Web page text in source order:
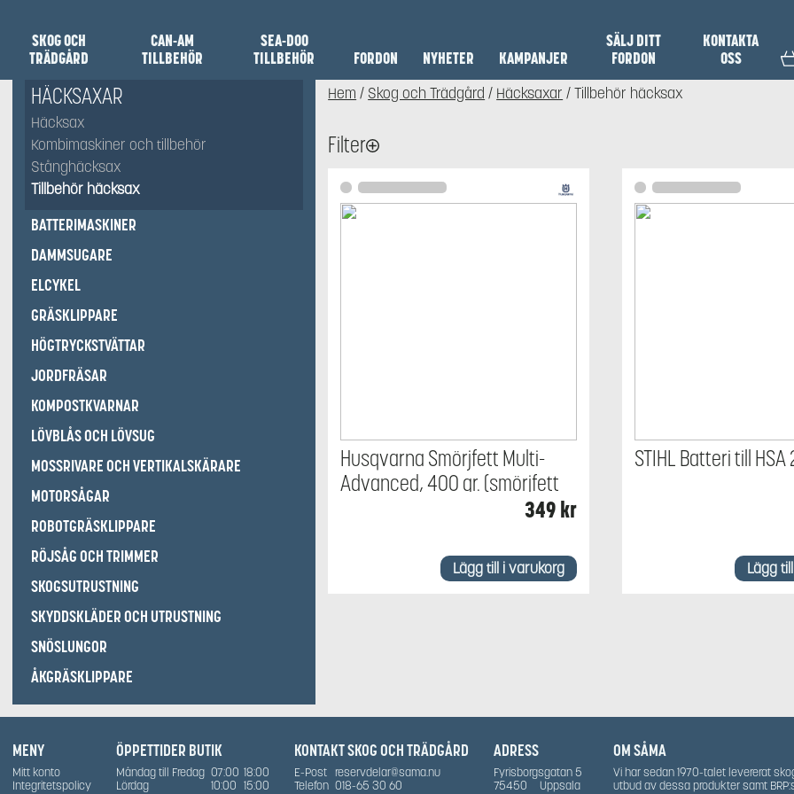
SKOG OCH
TRÄDGÅRD
CAN-AM
TILLBEHÖR
SEA-DOO
TILLBEHÖR
FORDON NYHETER KAMPANJER
SÄLJ DITT
FORDON
KONTAKTA
OSS
Hem / Skog och Trädgård / Häcksaxar / Tillbehör häcksax
TILLBEHÖR HÄCKSAX
HÄCKSAXAR
Häcksax
Kombimaskiner och tillbehör
Stånghäcksax
Tillbehör häcksax
BATTERIMASKINER
DAMMSUGARE
ELCYKEL
GRÄSKLIPPARE
HÖGTRYCKSTVÄTTAR
JORDFRÄSAR
KOMPOSTKVARNAR
LÖVBLÅS OCH LÖVSUG
MOSSRIVARE OCH VERTIKALSKÄRARE
MOTORSÅGAR
ROBOTGRÄSKLIPPARE
RÖJSÅG OCH TRIMMER
SKOGSUTRUSTNING
SKYDDSKLÄDER OCH UTRUSTNING
SNÖSLUNGOR
ÅKGRÄSKLIPPARE
Filter
Husqvarna Smörjfett Multi-
Advanced, 400 gr. (smörjfett
349kr
Lägg till i varukorg
STIHL Batteri till HSA
Lägg
MENY
Mitt konto
Integritetspolicy
ÖPPETTIDER BUTIK
Måndag till Fredag 07:00 18:00
Lördag
10:00 15:00
ADRESS
Fyrisborgsgatan 5
75450
Uppsala
KONTAKT SKOG OCH TRÄDGÅRD
E-Post reservdelar@sama.nu
Telefon 018-65 30 60
OM SÅMA
Vi har sedan 1970-talet levererat
utbud av dessa produkter samt